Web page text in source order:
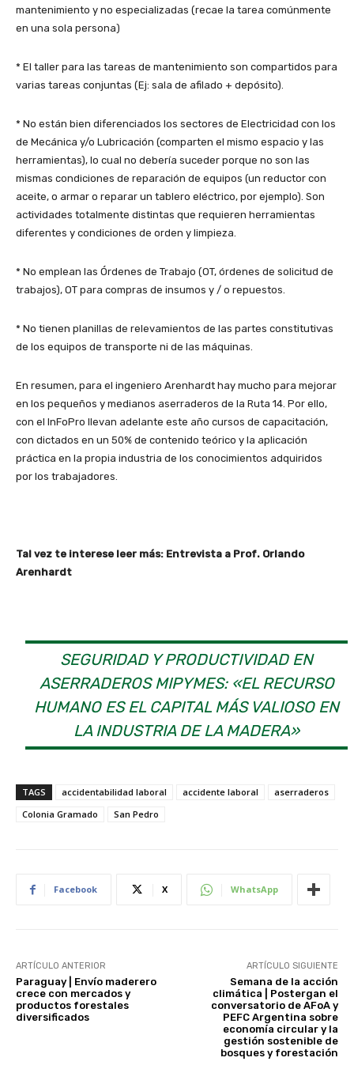
mantenimiento y no especializadas (recae la tarea comúnmente
en una sola persona)
* El taller para las tareas de mantenimiento son compartidos para
varias tareas conjuntas (Ej: sala de afilado + depósito).
* No están bien diferenciados los sectores de Electricidad con los
de Mecánica y/o Lubricación (comparten el mismo espacio y las
herramientas), lo cual no debería suceder porque no son las
mismas condiciones de reparación de equipos (un reductor con
aceite, o armar o reparar un tablero eléctrico, por ejemplo). Son
actividades totalmente distintas que requieren herramientas
diferentes y condiciones de orden y limpieza.
* No emplean las Órdenes de Trabajo (OT, órdenes de solicitud de
trabajos), OT para compras de insumos y / o repuestos.
* No tienen planillas de relevamientos de las partes constitutivas
de los equipos de transporte ni de las máquinas.
En resumen, para el ingeniero Arenhardt hay mucho para mejorar
en los pequeños y medianos aserraderos de la Ruta 14. Por ello,
con el InFoPro llevan adelante este año cursos de capacitación,
con dictados en un 50% de contenido teórico y la aplicación
práctica en la propia industria de los conocimientos adquiridos
por los trabajadores.
Tal vez te interese leer más: Entrevista a Prof. Orlando
Arenhardt
SEGURIDAD Y PRODUCTIVIDAD EN
ASERRADEROS MIPYMES: «EL RECURSO
HUMANO ES EL CAPITAL MÁS VALIOSO EN
LA INDUSTRIA DE LA MADERA»
TAGS accidentabilidad laboral accidente laboral
aserraderos
Colonia Gramado
San Pedro
Facebook X WhatsApp
ARTÍCULO ANTERIOR
Paraguay | Envío maderero
crece con mercados y
productos forestales
diversificados
ARTÍCULO SIGUIENTE
Semana de la acción
climática | Postergan el
conversatorio de AFoA y
PEFC Argentina sobre
economía circular y la
gestión sostenible de
bosques y forestación